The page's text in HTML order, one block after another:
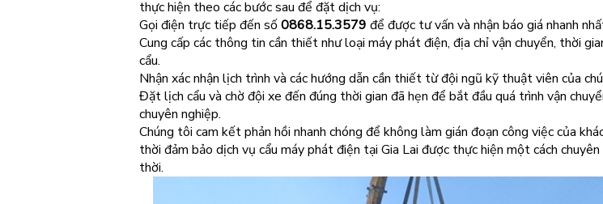
thực hiện theo các bước sau để đặt dịch vụ:
Gọi điện trực tiếp đến số0868.15.3579 để được tư vấn và nhận báo giá nhanh
Cung cấp các thông tin cần thiết như loại máy phát điện, địa chỉ vận chuyển, thời
cẩu.
Nhận xác nhận lịch trình và các hướng dẫn cần thiết từ đội ngũ kỹ thuật viên của
Đặt lịch cẩu và chờ đội xe đến đúng thời gian đã hẹn để bắt đầu quá trình vận
chuyên nghiệp.
Chúng tôi cam kết phản hồi nhanh chóng để không làm gián đoạn công việc của
thời đảm bảo dịch vụ cẩu máy phát điện tại Gia Lai được thực hiện một cách
thời.